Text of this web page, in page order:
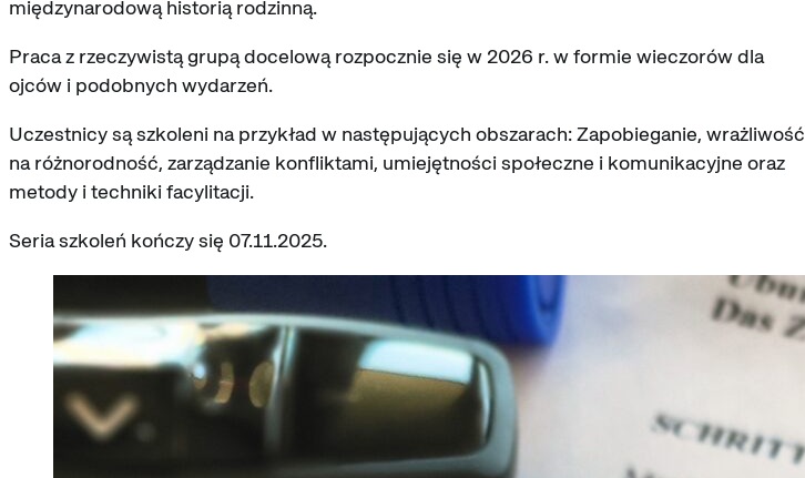
międzynarodową historią rodzinną.
Praca z rzeczywistą grupą docelową rozpocznie się w 2026 r. w formie wieczorów dla
ojców i podobnych wydarzeń.
Uczestnicy są szkoleni na przykład w następujących obszarach: Zapobieganie, wrażliwość
na różnorodność, zarządzanie konfliktami, umiejętności społeczne i komunikacyjne oraz
metody i techniki facylitacji.
Seria szkoleń kończy się 07.11.2025.